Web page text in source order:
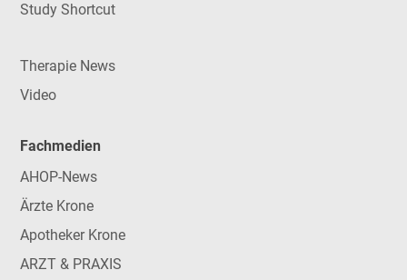
Study Shortcut
Therapie News
Video
Fachmedien
AHOP-News
Ärzte Krone
Apotheker Krone
ARZT & PRAXIS